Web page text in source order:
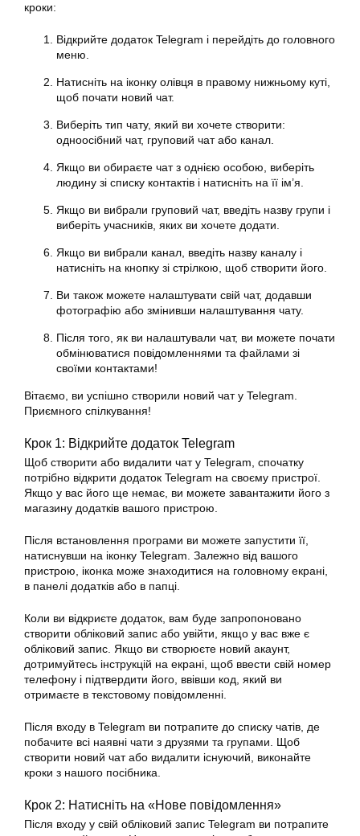
кроки:
Відкрийте додаток Telegram і перейдіть до головного
меню.
Натисніть на іконку олівця в правому нижньому куті,
щоб почати новий чат.
Виберіть тип чату, який ви хочете створити:
одноосібний чат, груповий чат або канал.
Якщо ви обираєте чат з однією особою, виберіть
людину зі списку контактів і натисніть на її ім’я.
Якщо ви вибрали груповий чат, введіть назву групи і
виберіть учасників, яких ви хочете додати.
Якщо ви вибрали канал, введіть назву каналу і
натисніть на кнопку зі стрілкою, щоб створити його.
Ви також можете налаштувати свій чат, додавши
фотографію або змінивши налаштування чату.
Після того, як ви налаштували чат, ви можете почати
обмінюватися повідомленнями та файлами зі
своїми контактами!
Вітаємо, ви успішно створили новий чат у Telegram.
Приємного спілкування!
Крок 1: Відкрийте додаток Telegram
Щоб створити або видалити чат у Telegram, спочатку
потрібно відкрити додаток Telegram на своєму пристрої.
Якщо у вас його ще немає, ви можете завантажити його з
магазину додатків вашого пристрою.
Після встановлення програми ви можете запустити її,
натиснувши на іконку Telegram. Залежно від вашого
пристрою, іконка може знаходитися на головному екрані,
в панелі додатків або в папці.
Коли ви відкриєте додаток, вам буде запропоновано
створити обліковий запис або увійти, якщо у вас вже є
обліковий запис. Якщо ви створюєте новий акаунт,
дотримуйтесь інструкцій на екрані, щоб ввести свій номер
телефону і підтвердити його, ввівши код, який ви
отримаєте в текстовому повідомленні.
Після входу в Telegram ви потрапите до списку чатів, де
побачите всі наявні чати з друзями та групами. Щоб
створити новий чат або видалити існуючий, виконайте
кроки з нашого посібника.
Крок 2: Натисніть на «Нове повідомлення»
Після входу у свій обліковий запис Telegram ви потрапите